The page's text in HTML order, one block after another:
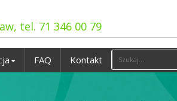
tel. 71 346 00 79
FAQ Kontakt